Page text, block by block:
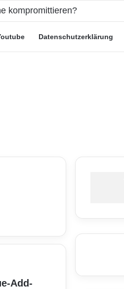
Vorteile?
Datenschutzerklärung
Add-